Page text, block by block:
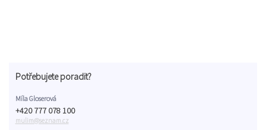
Potřebujete poradit?
Míla Gloserová
+420 777 078 100
mulim@seznam.cz